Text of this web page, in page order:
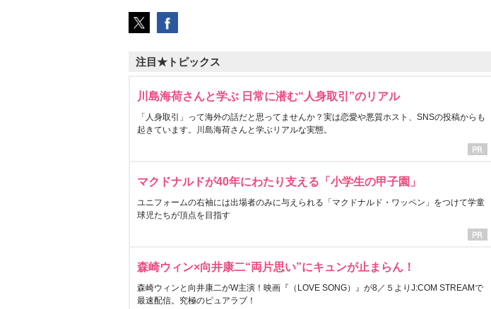
注目★トピックス
川島海荷さんと学ぶ 日常に潜む“人身取引”のリアル
「人身取引」って海外の話だと思ってませんか？実は恋愛や悪質ホスト、SNSの投稿からも
起きています。川島海荷さんと学ぶリアルな実態。
マクドナルドが40年にわたり支える「小学生の甲子園」
ユニフォームの右袖には出場者のみに与えられる「マクドナルド・ワッペン」をつけて学童
球児たちが頂点を目指す
森崎ウィン×向井康二“両片思い”にキュンが止まらん！
森崎ウィンと向井康二がW主演！映画『（LOVE SONG）』が8／５よりJ:COM STREAMで
最速配信。究極のピュアラブ！